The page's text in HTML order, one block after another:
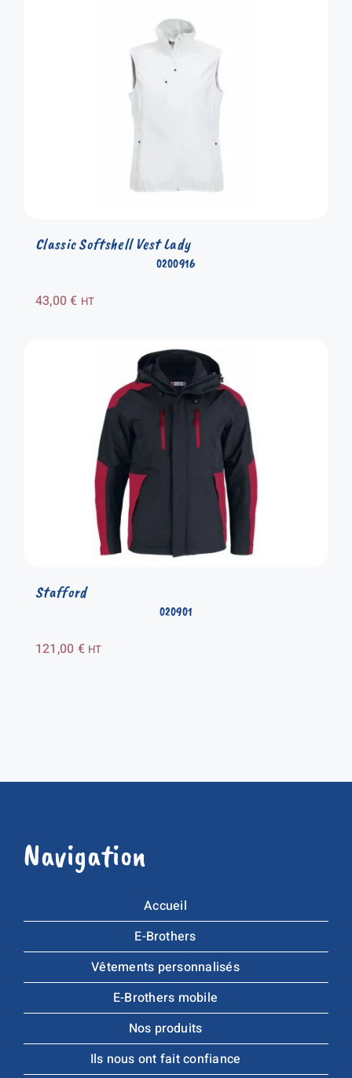
0200916
Classic Softshell Vest Lady
43,00€ HT
020901
Stafford
121,00 € HT
Navigation
Accueil
E-Brothers
Vêtements personnalisés
E-Brothers mobile
Nos produits
Ils nous ont fait confiance